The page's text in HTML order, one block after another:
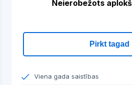
Neierobežots
Pirkt tagad
Viena gada saistības